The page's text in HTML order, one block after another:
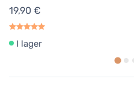
19,90 €
I lager